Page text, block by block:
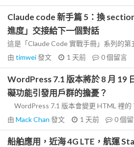
Claude code 新手篇 5：換
進度」交接給下一個對話
這是「Claude Code 實戰手冊」系列的第
由 timwei發文 1 天前 0個留言
WordPress 7.1 版本將於 8 月 19
礙功能引發用戶群的擔憂？
WordPress 7.1 版本會變更 HTML 裡的
由 Mack Chan 發文 1 天前 0個
船舶應用，近海 4G LTE，航運